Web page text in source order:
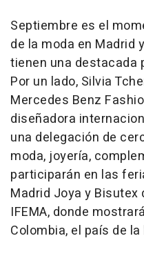
Septiembre es el
de la moda en Madrid
tienen una destacada
Por un lado, Silvia
Mercedes Benz
diseñadora
una delegación de
moda, joyería,
participarán en las
Madrid Joya y Bisutex
IFEMA, donde
Colombia, el país de